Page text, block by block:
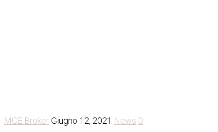
MGE Broker Giugno 12, 2021 News 0